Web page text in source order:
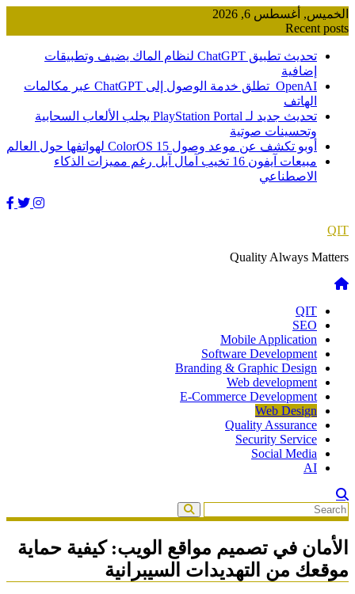
Skip
to
الخميس, أغسطس 6, 2026
Recent posts
تحديث تطبيق ChatGPT لنظام الماك يضيف وتطبيقات
إضافية
OpenAI تطلق خدمة الوصول إلى ChatGPT عبر مكالمات
الهاتف
تحديث جديد لـ PlayStation Portal يجلب الألعاب السحابية
وتحسينات صوتية
أوبو تكشف عن موعد وصول ColorOS 15 لهواتفها حول العالم
مبيعات آيفون 16 تخيب آمال آبل رغم مميزات الذكاء
الاصطناعي
QIT
Quality Always Matters
QIT
SEO
Mobile Application
Software Development
Branding & Graphic Design
Web development
E-Commerce Development
Web Design
Quality Assurance
Security Service
Social Media
AI
الأمان في تصميم مواقع الويب: كيفية حماية
موقعك من التهديدات السيبرانية